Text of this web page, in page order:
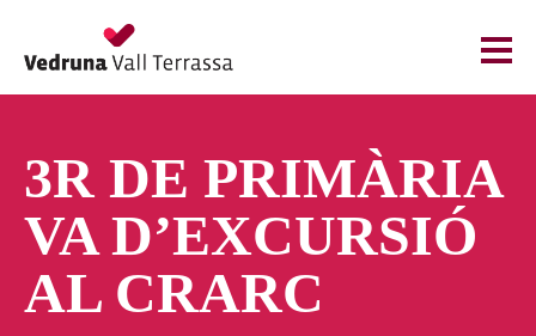
3R DE PRIMÀRIA
VA D’EXCURSIÓ
AL CRARC